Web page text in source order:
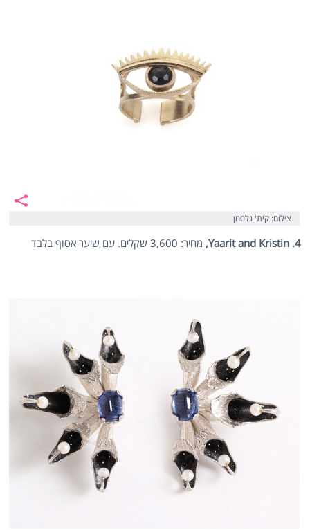
צילום: קית' גלסמן
4. Yaarit and Kristin, מחיר: 3,600 שקלים. עם שיער אסוף בלבד